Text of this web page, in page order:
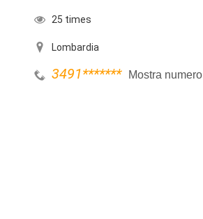
25 times
Lombardia
3491******* Mostra numero